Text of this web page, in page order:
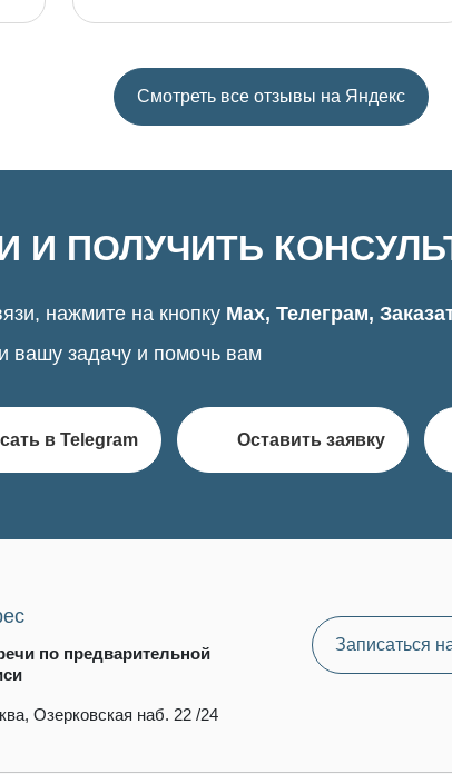
Смотреть все отзывы на Яндекс
И ПОЛУЧИТЬ
нажмите на кнопку Max, Телеграм,
вашу задачу и помочь вам
в Telegram Оставить заявку
по предварительной
Озерковская наб. 22 /24
Записаться